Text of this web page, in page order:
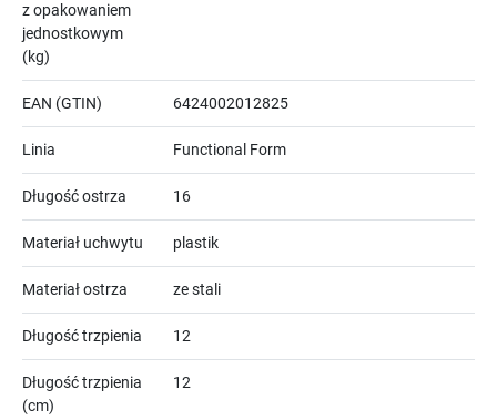
z opakowaniem
jednostkowym
(kg)
EAN (GTIN) 6424002012825
Linia Functional Form
Długość ostrza 16
Materiał uchwytu plastik
Materiał ostrza ze stali
Długość trzpienia 12
Długość trzpienia
(cm)
12